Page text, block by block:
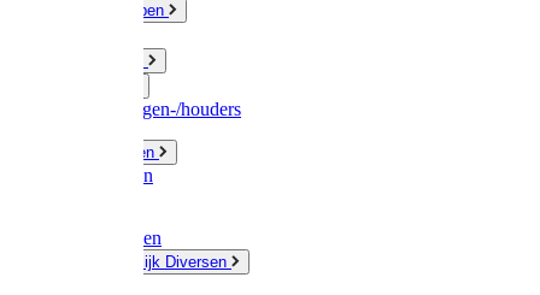
Waterpompen
Slangenwagen-/houders
Olie / Vetten
Chemicalien
Plasticzakken
Huishoudelijk Diversen